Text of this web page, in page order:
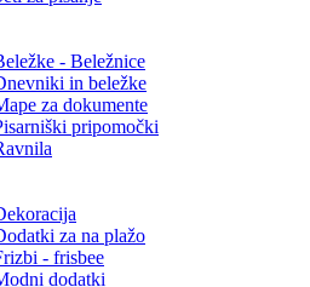
- Beležnice
in beležke
za dokumente
pripomočki
za na plažo
- frisbee
dodatki